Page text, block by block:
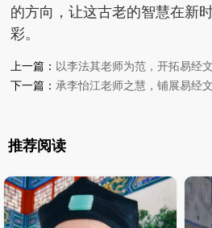
的方向，让这古老的智慧在新
彩。
上一篇： 以李法其老师为范，开拓易经
下一篇：承李怡江老师之慧，铺展易经
推荐阅读